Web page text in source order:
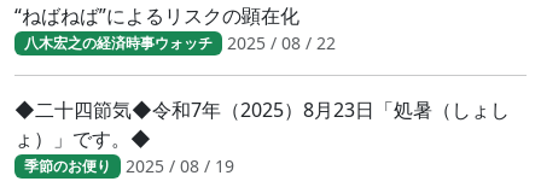
“ねばねば”によるリスクの顕在化
八木宏之の経済時事ウォッチ 2025 / 08 / 22
◆二十四節気◆令和7年（2025）8月23日「処暑（しょし
ょ）」です。◆
季節のお便り 2025 / 08 / 19